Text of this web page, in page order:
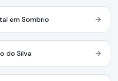
em Sombrio
do Silva